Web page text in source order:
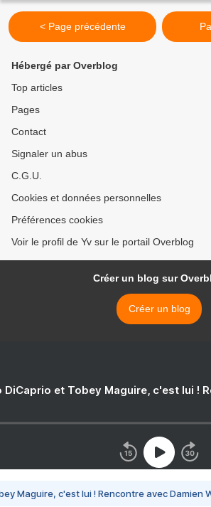
< Page précédente
Hébergé par Overblog
Top articles
Pages
Contact
Signaler un abus
C.G.U.
Cookies et données personnelles
Préférences cookies
Voir le profil de Yv sur le portail Overblog
Créer un blog sur
Créer un blog
DiCaprio et Tobey Maguire, c'est lui !
Maguire, c'est lui ! Rencontre avec Damien